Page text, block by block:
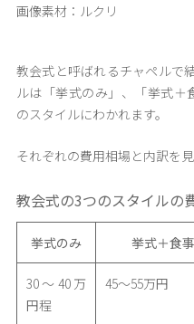
画像素材：ルクリ
教会式と呼ばれるチャペルで
ルは「挙式のみ」、「挙式＋
のスタイルにわかれます。
それぞれの費用相場と内訳を見
教会式の3つのスタイルの
挙式のみ 挙式＋食
30〜40万
円程
45〜55万円